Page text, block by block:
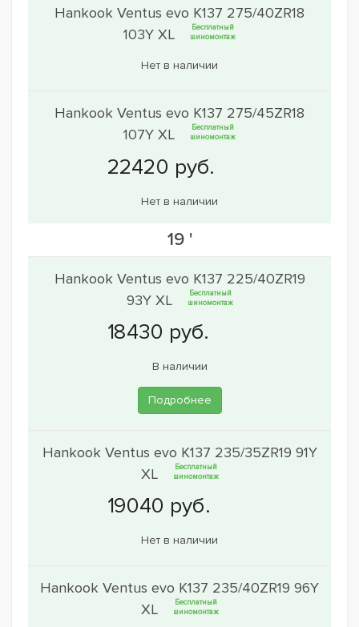
Hankook Ventus evo K137 275/40ZR18
103Y XL
Бесплатный
шиномонтаж
Нет в наличии
Hankook Ventus evo K137 275/45ZR18
107Y XL
Бесплатный
шиномонтаж
Нет в наличии
19 '
Hankook Ventus evo K137 225/40ZR19
93Y XL
Бесплатный
шиномонтаж
В наличии
Подробнее
Hankook Ventus evo K137 235/35ZR19 91Y
XL
Бесплатный
шиномонтаж
Нет в наличии
Hankook Ventus evo K137 235/40ZR19 96Y
XL
Бесплатный
шиномонтаж